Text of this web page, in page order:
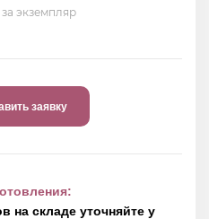
экземпляр
заявку
на складе уточняйте у